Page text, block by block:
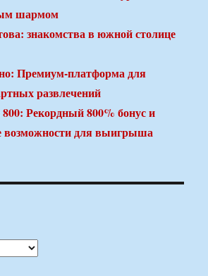
шармом
знакомства в южной столице
Премиум-платформа для
развлечений
Рекордный 800% бонус и
возможности для выигрыша